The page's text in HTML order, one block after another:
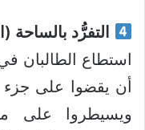
التفرُّد بالساحة
استطاع الطالبان
أن يقضوا على جزء
ويسيطروا على